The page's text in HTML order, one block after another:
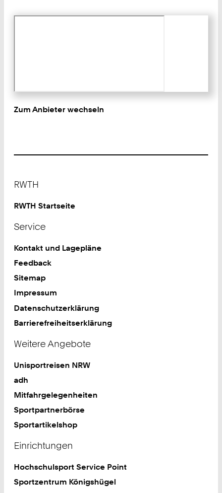
Zum Anbieter wechseln
RWTH
RWTH Startseite
Service
Kontakt und Lagepläne
Feedback
Sitemap
Impressum
Datenschutzerklärung
Barrierefreiheitserklärung
Weitere Angebote
Unisportreisen NRW
adh
Mitfahrgelegenheiten
Sportpartnerbörse
Sportartikelshop
Einrichtungen
Hochschulsport Service Point
Sportzentrum Königshügel